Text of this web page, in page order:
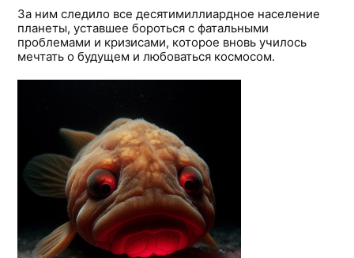
За ним следило все десятимиллиардное население
планеты, уставшее бороться с фатальными
проблемами и кризисами, которое вновь училось
мечтать о будущем и любоваться космосом.